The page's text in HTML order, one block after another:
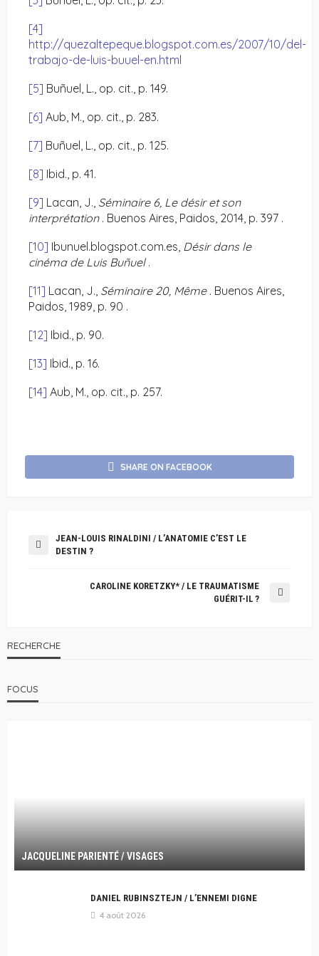
[4]
http://quezaltepeque.blogspot.com.es/2007/10/del-
trabajo-de-luis-buuel-en.html
[5] Buñuel, L., op. cit., p. 149.
[6] Aub, M., op. cit., p. 283.
[7] Buñuel, L., op. cit., p. 125.
[8] Ibid., p. 41.
[9] Lacan, J., Séminaire 6, Le désir et son
interprétation. Buenos Aires, Paidos, 2014, p. 397 .
[10] Ibunuel.blogspot.com.es, Désir dans le
cinéma de Luis Buñuel.
[11] Lacan, J., Séminaire 20, Même. Buenos Aires,
Paidos, 1989, p. 90 .
[12] Ibid., p. 90.
[13] Ibid., p. 16.
[14] Aub, M., op. cit., p. 257.
SHARE ON FACEBOOK
JEAN-LOUIS RINALDINI / L’ANATOMIE C’EST LE
DESTIN ?
CAROLINE KORETZKY* / LE TRAUMATISME
GUÉRIT-IL ?
RECHERCHE
FOCUS
JACQUELINE PARIENTÉ / VISAGES
DANIEL RUBINSZTEJN / L’ENNEMI DIGNE
4 août 2026